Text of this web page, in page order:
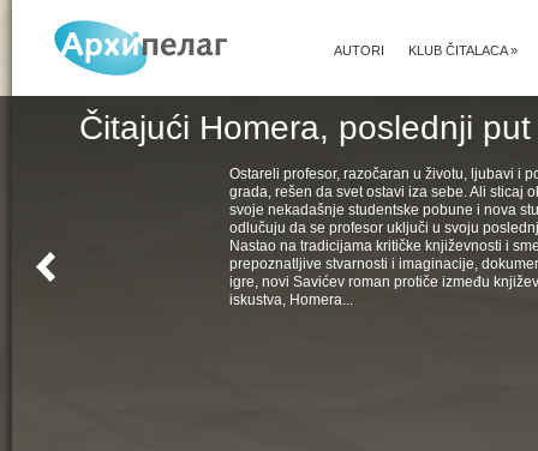
KLUB ČITALACA»
AUTORI
Čitajući Homera, poslednji put
Ostareli profesor, razočaran u životu, ljubavi i
grada, rešen da svet ostavi iza sebe. Ali sticaj
svoje nekadašnje studentske pobune i nova
odlučuju da se profesor uključi u svoju
Nastao na tradicijama kritičke književnosti i
prepoznatljive stvarnosti i imaginacije,
igre, novi Savićev roman protiče između
iskustva, Homera...